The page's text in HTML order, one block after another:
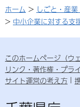
ホーム > しごと・産
> 中小企業に対する支
このホームページ（ウ
リンク・著作権・プラ
サイト運営の考え方